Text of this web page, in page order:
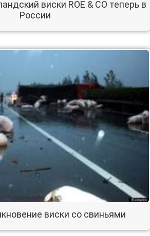
виски ROE & CO теперь в
России
виски со свиньями